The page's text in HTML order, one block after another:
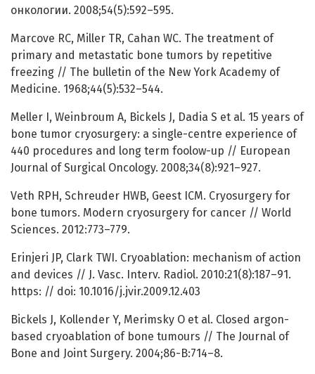
онкологии. 2008;54(5):592–595.
Marcove RC, Miller TR, Cahan WC. The treatment of
primary and metastatic bone tumors by repetitive
freezing // The bulletin of the New York Academy of
Medicine. 1968;44(5):532–544.
Meller I, Weinbroum A, Bickels J, Dadia S et al. 15 years of
bone tumor cryosurgery: a single-centre experience of
440 procedures and long term foolow-up // European
Journal of Surgical Oncology. 2008;34(8):921–927.
Veth RPH, Schreuder HWB, Geest ICM. Cryosurgery for
bone tumors. Modern cryosurgery for cancer // World
Sciences. 2012:773–779.
Erinjeri JP, Clark TWI. Cryoablation: mechanism of action
and devices // J. Vasc. Interv. Radiol. 2010:21(8):187–91.
https: // doi: 10.1016/j.jvir.2009.12.403
Bickels J, Kollender Y, Merimsky O et al. Closed argon-
based cryoablation of bone tumours // The Journal of
Bone and Joint Surgery. 2004;86-B:714–8.